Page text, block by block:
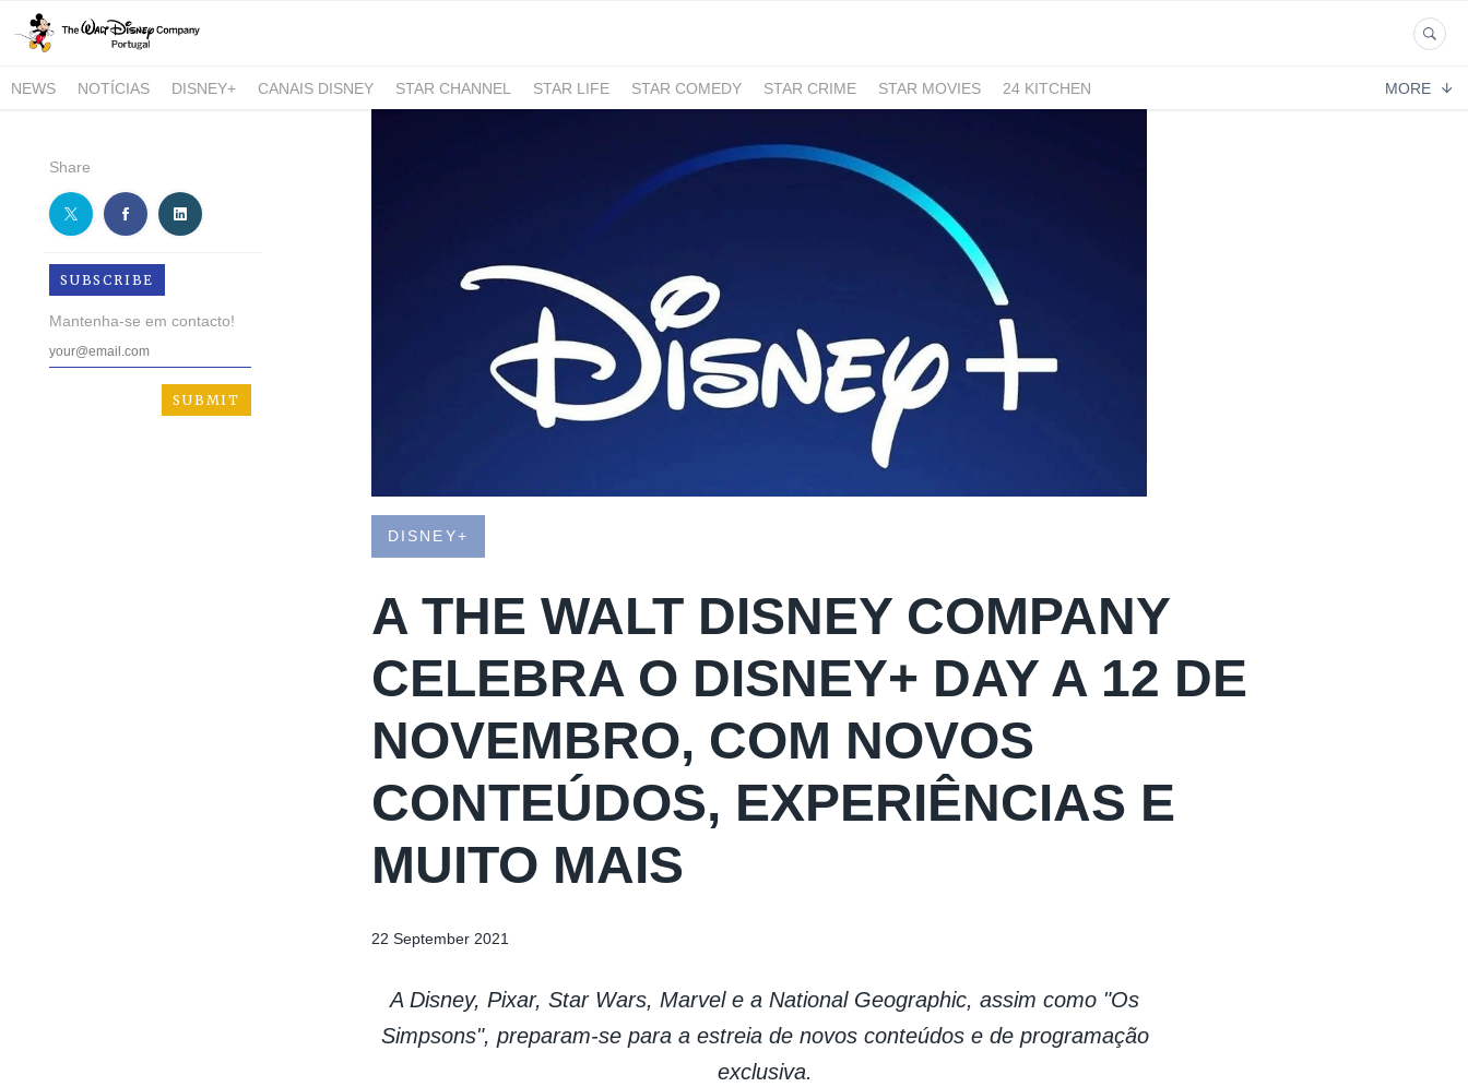
NEWS NOTÍCIAS DISNEY+ CANAIS DISNEY STAR CHANNEL STAR LIFE STAR COMEDY STAR CRIME STAR MOVIES
24 KITCHEN
MORE
Share
SUBSCRIBE
Mantenha-se em contacto!
DISNEY+
A THE WALT DISNEY COMPANY
CELEBRA O DISNEY+ DAY A 12 DE
NOVEMBRO, COM NOVOS
CONTEÚDOS, EXPERIÊNCIAS E
MUITO MAIS
22 September 2021
A Disney, Pixar, Star Wars, Marvel e a National Geographic, assim como "Os
Simpsons", preparam-se para a estreia de novos conteúdos e de programação
exclusiva.